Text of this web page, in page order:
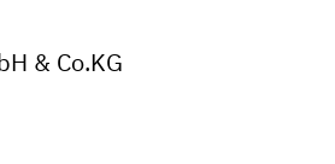
& Co.KG